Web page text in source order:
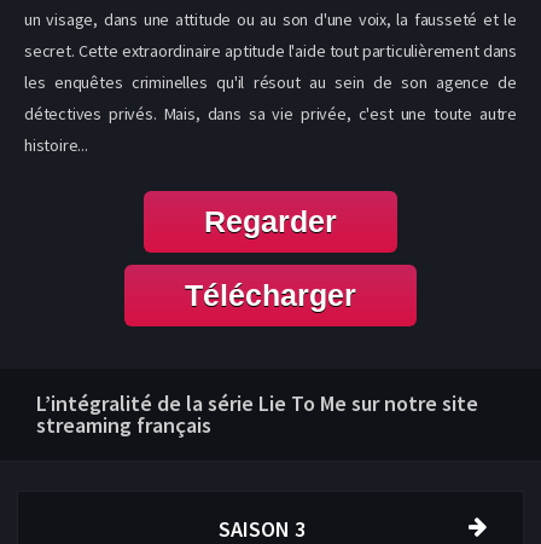
un visage, dans une attitude ou au son d'une voix, la fausseté et le
secret. Cette extraordinaire aptitude l'aide tout particulièrement dans
les enquêtes criminelles qu'il résout au sein de son agence de
détectives privés. Mais, dans sa vie privée, c'est une toute autre
histoire...
Regarder
Télécharger
L’intégralité de la série Lie To Me sur notre site
streaming français
SAISON 3